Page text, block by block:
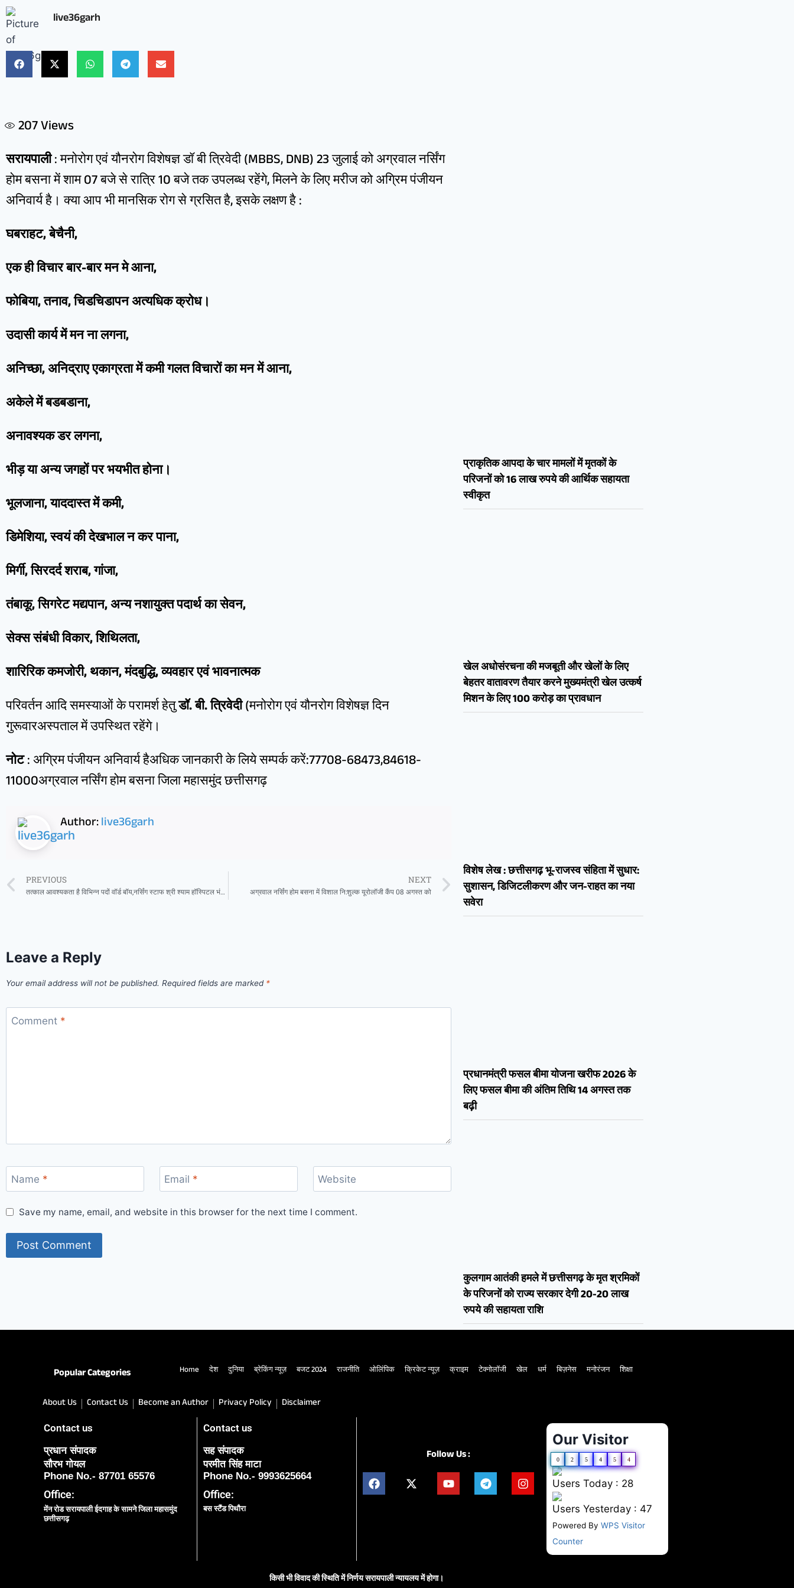
live36garh
207Views
सरायपाली: मनोरोग एवं यौनरोग विशेषज्ञ डॉ बी त्रिवेदी (MBBS, DNB) 23 जुलाई को अग्रवाल नर्सिंग
होम बसना में शाम 07 बजे से रात्रि 10 बजे तक उपलब्ध रहेंगे, मिलने के लिए मरीज को अग्रिम पंजीयन
अनिवार्य है। क्या आप भी मानसिक रोग से ग्रसित है, इसके लक्षण है :
घबराहट, बेचैनी,
एक ही विचार बार-बार मन मे आना,
फोबिया, तनाव, चिडचिडापन अत्यधिक क्रोध।
उदासी कार्य में मन ना लगना,
अनिच्छा, अनिद्राए एकाग्रता में कमी गलत विचारों का मन में आना,
अकेले में बडबडाना,
अनावश्यक डर लगना,
भीड़ या अन्य जगहों पर भयभीत होना।
भूलजाना, याददास्त में कमी,
डिमेशिया, स्वयं की देखभाल न कर पाना,
मिर्गी, सिरदर्द शराब, गांजा,
तंबाकू, सिगरेट मद्यपान, अन्य नशायुक्त पदार्थ का सेवन,
सेक्स संबंधी विकार, शिथिलता,
शारिरिक कमजोरी, थकान, मंदबुद्धि, व्यवहार एवं भावनात्मक
परिवर्तन आदि समस्याओं के परामर्श हेतुडॉ. बी. त्रिवेदी(मनोरोग एवं यौनरोग विशेषज्ञ दिन
गुरूवारअस्पताल में उपस्थित रहेंगे।
नोट: अग्रिम पंजीयन अनिवार्य हैअधिक जानकारी के लिये सम्पर्क करें:77708-68473,84618-
11000अग्रवाल नर्सिंग होम बसना जिला महासमुंद छत्तीसगढ़
Author:live36garh
PREVIOUS
तत्काल आवश्यकता है विभिन्न पदों वॉर्ड बॉय,नर्सिंग स्टाफ श्री श्याम हॉस्पिटल भंवरपुर में
NEXT
अग्रवाल नर्सिंग होम बसना में विशाल नि:शुल्क यूरोलॉजी कैंप 08 अगस्त को
Leave a Reply
Your email address will not be published. Required fields are marked *
Comment *
Name * Email * Website
Save my name, email, and website in this browser for the next time I comment.
प्राकृतिक आपदा के चार मामलों में मृतकों के
परिजनों को 16 लाख रुपये की आर्थिक सहायता
स्वीकृत
खेल अधोसंरचना की मजबूती और खेलों के लिए
बेहतर वातावरण तैयार करने मुख्यमंत्री खेल उत्कर्ष
मिशन के लिए 100 करोड़ का प्रावधान
विशेष लेख : छत्तीसगढ़ भू-राजस्व संहिता में सुधार:
सुशासन, डिजिटलीकरण और जन-राहत का नया
सवेरा
प्रधानमंत्री फसल बीमा योजना खरीफ 2026 के
लिए फसल बीमा की अंतिम तिथि 14 अगस्त तक
बढ़ी
कुलगाम आतंकी हमले में छत्तीसगढ़ के मृत श्रमिकों
के परिजनों को राज्य सरकार देगी 20-20 लाख
रुपये की सहायता राशि
Popular Categories Home देश दुनिया ब्रेकिंग न्यूज़ बजट 2024 राजनीति ओलिंपिक क्रिकेट न्यूज़ क्राइम टेक्नोलॉजी खेल धर्म बिज़नेस मनोरंजन शिक्षा
About Us Contact Us Become an Author Privacy Policy Disclaimer
Contact us
प्रधान संपादक
सौरभ गोयल
Phone No.- 87701 65576
Office:
मेंन रोड सरायपाली ईदगाह के सामने जिला महासमुंद
छत्तीसगढ़
Contact us
सह संपादक
परमीत सिंह माटा
Phone No.- 9993625664
Office:
बस स्टैंड पिथौरा
Follow Us :
Our Visitor
0 2 5 4 5 4
Users Today : 28
Users Yesterday : 47
Powered By WPS Visitor
Counter
किसी भी विवाद की स्थिति में निर्णय सरायपाली न्यायलय में होगा।